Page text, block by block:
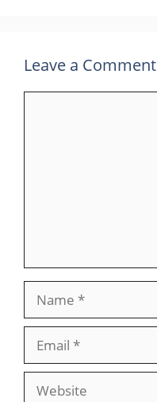
Leave a Comment
Website